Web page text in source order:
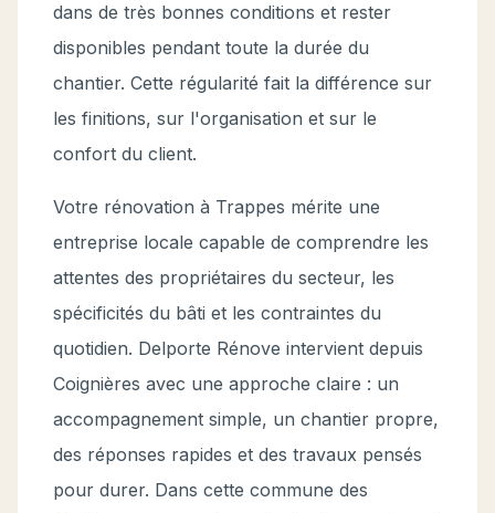
dans de très bonnes conditions et rester
disponibles pendant toute la durée du
chantier. Cette régularité fait la différence sur
les finitions, sur l'organisation et sur le
confort du client.
Votre rénovation à Trappes mérite une
entreprise locale capable de comprendre les
attentes des propriétaires du secteur, les
spécificités du bâti et les contraintes du
quotidien. Delporte Rénove intervient depuis
Coignières avec une approche claire : un
accompagnement simple, un chantier propre,
des réponses rapides et des travaux pensés
pour durer. Dans cette commune des